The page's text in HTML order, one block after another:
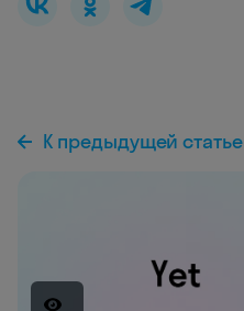
К предыдущей статье